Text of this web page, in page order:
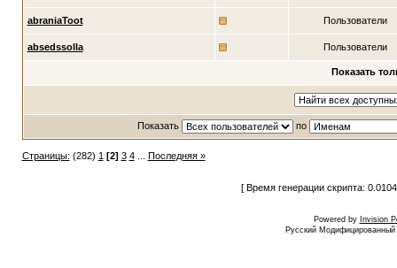
abraniaToot Пользователи
absedssolla Пользователи
Показать
Показать по
Страницы: (282) 1 [2] 3 4... Последняя »
[ Время генерации скрипта:
Powered by Invision
Русский